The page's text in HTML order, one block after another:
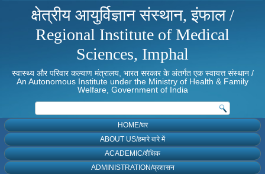
क्षेत्रीय आयुर्विज्ञान संस्थान, इंफाल /
Regional Institute of Medical
Sciences, Imphal
स्वास्थ्य और परिवार कल्याण मंत्रालय, भारत सरकार के अंतर्गत एक स्वायत्त संस्थान /
An Autonomous Institute under the Ministry of Health & Family
Welfare, Government of India
HOME/घर
ABOUT US/हमारे बारे में
ACADEMIC/शैक्षिक
ADMINISTRATION/प्रशासन